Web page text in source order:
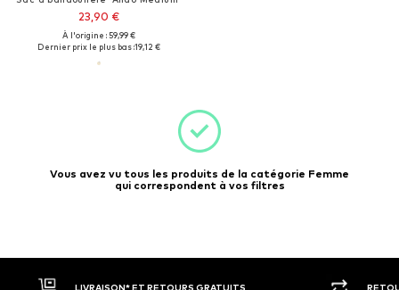
23,90 €
À l'origine : 59,99 €
Dernier prix le plus bas :19,12 €
Vous avez vu tous les produits de la catégorie Femme
qui correspondent à vos filtres
LIVRAISON* ET RETOURS GRATUITS